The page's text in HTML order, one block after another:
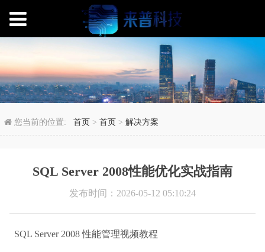
SQL Server 2008性能
您当前的位置:首页 >首页 >解决方案
SQL Server 2008性能优化实战指南
发布时间：2026-05-12 05:10:24
SQL Server 2008 性能管理视频教程